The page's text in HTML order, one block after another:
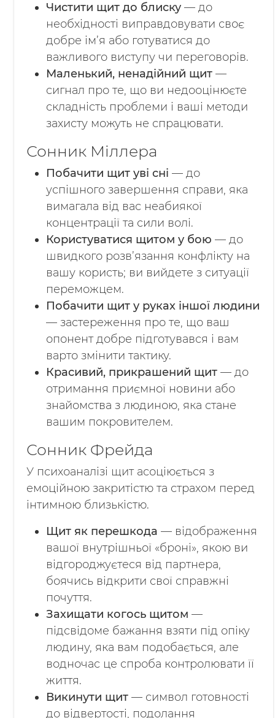
Чистити щит до блиску — до
необхідності виправдовувати своє
добре ім’я або готуватися до
важливого виступу чи переговорів.
Маленький, ненадійний щит —
сигнал про те, що ви недооцінюєте
складність проблеми і ваші методи
захисту можуть не спрацювати.
Сонник Міллера
Побачити щит уві сні — до
успішного завершення справи, яка
вимагала від вас неабиякої
концентрації та сили волі.
Користуватися щитом у бою — до
швидкого розв’язання конфлікту на
вашу користь; ви вийдете з ситуації
переможцем.
Побачити щит у руках іншої людини
— застереження про те, що ваш
опонент добре підготувався і вам
варто змінити тактику.
Красивий, прикрашений щит — до
отримання приємної новини або
знайомства з людиною, яка стане
вашим покровителем.
Сонник Фрейда
У психоаналізі щит асоціюється з
емоційною закритістю та страхом перед
інтимною близькістю.
Щит як перешкода — відображення
вашої внутрішньої «броні», якою ви
відгороджуєтеся від партнера,
боячись відкрити свої справжні
почуття.
Захищати когось щитом —
підсвідоме бажання взяти під опіку
людину, яка вам подобається, але
водночас це спроба контролювати її
життя.
Викинути щит — символ готовності
до відвертості, подолання